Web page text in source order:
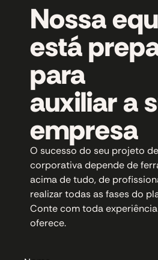
Nossa
está
para
auxiliar a
empresa
O sucesso do seu projeto
corporativa depende de
acima de tudo, de
realizar todas as fases do
Conte com toda
oferece.